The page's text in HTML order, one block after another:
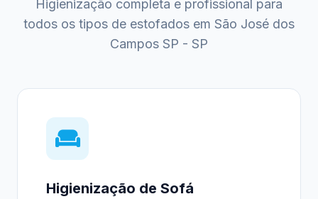
Higienização completa e profissional para
todos os tipos de estofados em São José dos
Campos SP - SP
Higienização de Sofá